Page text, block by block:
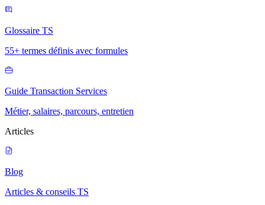
Glossaire TS
55+ termes définis avec formules
Guide Transaction Services
Métier, salaires, parcours, entretien
Articles
Blog
Articles & conseils TS